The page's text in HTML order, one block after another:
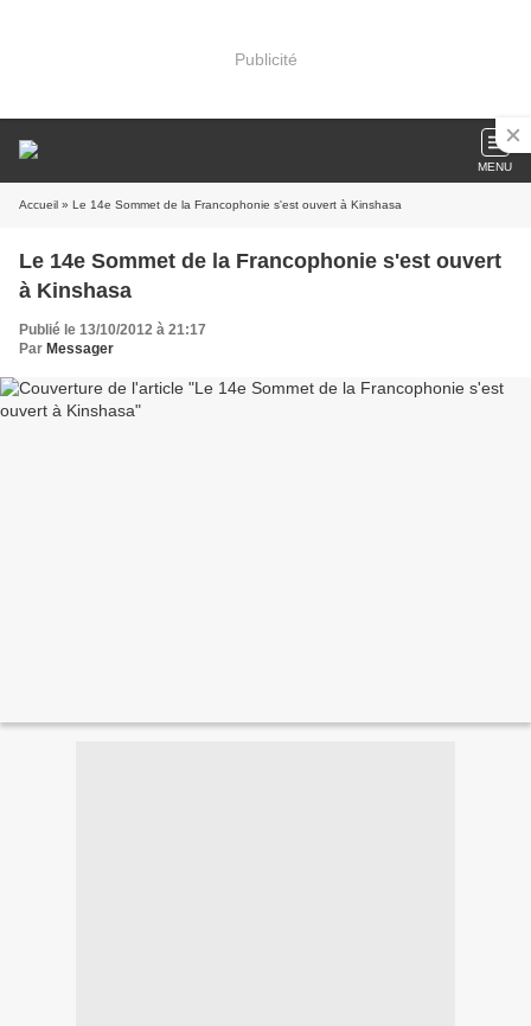
Publicité
MENU
Accueil » Le 14e Sommet de la Francophonie s'est ouvert à Kinshasa
Le 14e Sommet de la Francophonie s'est ouvert
à Kinshasa
Publié le 13/10/2012 à 21:17
Par Messager